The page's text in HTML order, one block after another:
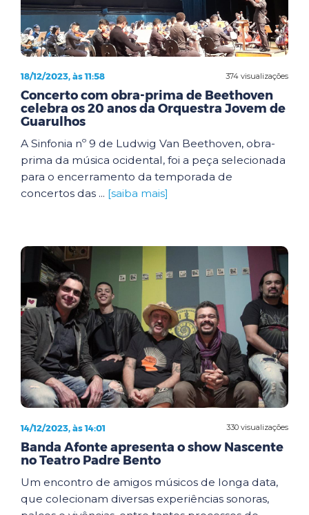
374 visualizações
18/12/2023, às 11:58
Concerto com obra-prima de Beethoven
celebra os 20 anos da Orquestra Jovem de
Guarulhos
A Sinfonia nº 9 de Ludwig Van Beethoven, obra-
prima da música ocidental, foi a peça selecionada
para o encerramento da temporada de
concertos das ... [saiba mais]
330 visualizações
14/12/2023, às 14:01
Banda Afonte apresenta o show Nascente
no Teatro Padre Bento
Um encontro de amigos músicos de longa data,
que colecionam diversas experiências sonoras,